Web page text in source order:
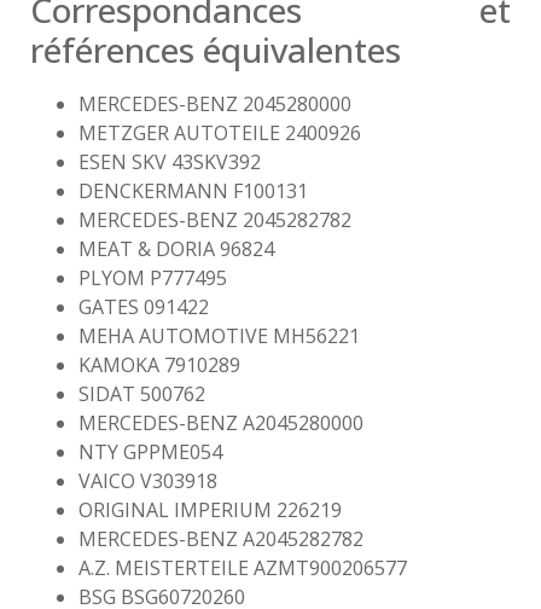
Correspondances et
références équivalentes
MERCEDES-BENZ 2045280000
METZGER AUTOTEILE 2400926
ESEN SKV 43SKV392
DENCKERMANN F100131
MERCEDES-BENZ 2045282782
MEAT & DORIA 96824
PLYOM P777495
GATES 091422
MEHA AUTOMOTIVE MH56221
KAMOKA 7910289
SIDAT 500762
MERCEDES-BENZ A2045280000
NTY GPPME054
VAICO V303918
ORIGINAL IMPERIUM 226219
MERCEDES-BENZ A2045282782
A.Z. MEISTERTEILE AZMT900206577
BSG BSG60720260